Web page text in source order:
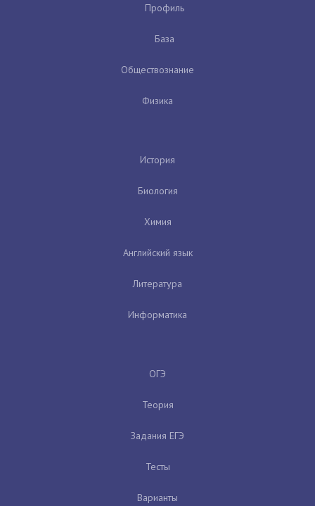
Профиль
База
Обществознание
Физика
История
Биология
Химия
Английский язык
Литература
Информатика
ОГЭ
Теория
Задания ЕГЭ
Тесты
Варианты